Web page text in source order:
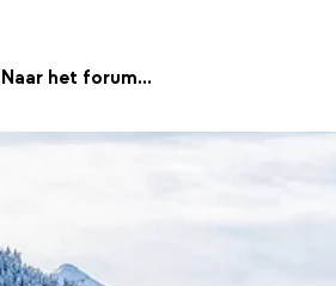
Naar het forum...